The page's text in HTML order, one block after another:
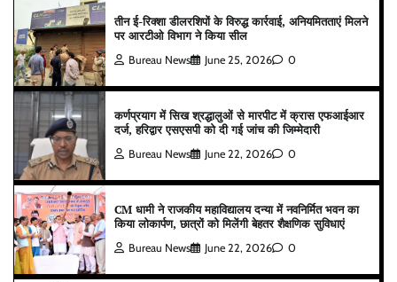
तीन ई-रिक्शा डीलरशिपों के विरुद्ध कार्रवाई, अनियमितताएं मिलने
पर आरटीओ विभाग ने किया सील
Bureau News June 25, 2026 0
कर्णप्रयाग में सिख श्रद्धालुओं से मारपीट में क्रास एफआईआर
दर्ज, हरिद्वार एसएसपी को दी गई जांच की जिम्मेदारी
Bureau News June 22, 2026 0
CM धामी ने राजकीय महाविद्यालय दन्या में नवनिर्मित भवन का
किया लोकार्पण, छात्रों को मिलेंगी बेहतर शैक्षणिक सुविधाएं
Bureau News June 22, 2026 0